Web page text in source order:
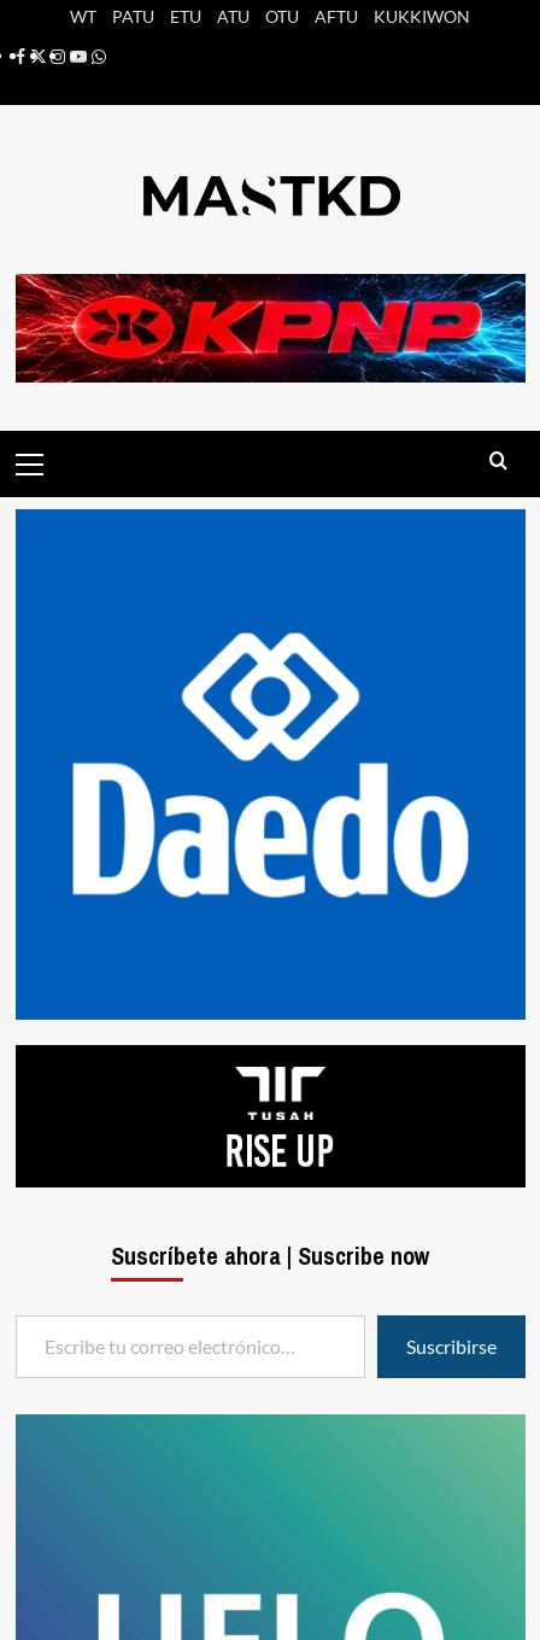
WT PATU ETU ATU OTU AFTU
KUKKIWON
Facebook
X Instagram
YouTube
Whatsapp
principal
Suscríbete ahora | Suscribe now
Escribe tu correo electrónico…
Suscribirse